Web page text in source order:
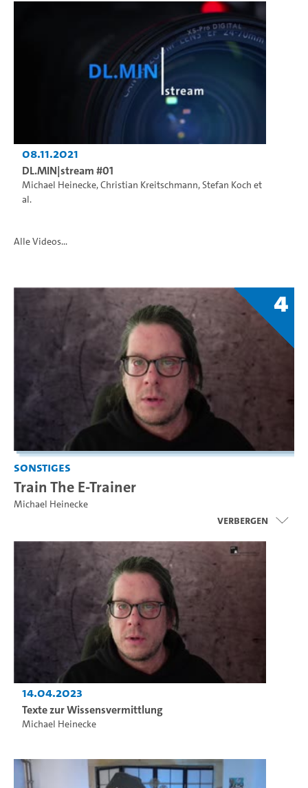
08.11.2021
DL.MIN|stream #01
Michael Heinecke,Christian Kreitschmann,Stefan Koch et
al.
Alle Videos...
4
Sonstiges
Train The E-Trainer
Michael Heinecke
Verbergen
14.04.2023
Texte zur Wissensvermittlung
Michael Heinecke